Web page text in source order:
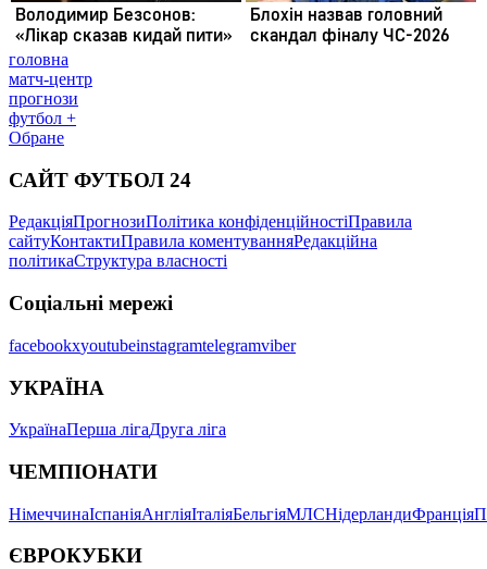
головна
матч-центр
прогнози
футбол +
Обране
САЙТ ФУТБОЛ 24
РедакціяПрогнозиПолітика конфіденційностіПравила
сайтуКонтактиПравила коментуванняРедакційна
політикаСтруктура власності
Соціальні мережі
facebookxyoutubeinstagramtelegramviber
УКРАЇНА
УкраїнаПерша лігаДруга ліга
ЧЕМПІОНАТИ
НімеччинаІспаніяАнгліяІталіяБельгіяМЛСНідерландиФранція
ЄВРОКУБКИ